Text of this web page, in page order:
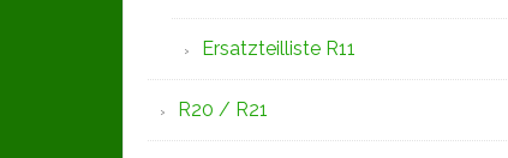
Ersatzteilliste R11
R20 / R21